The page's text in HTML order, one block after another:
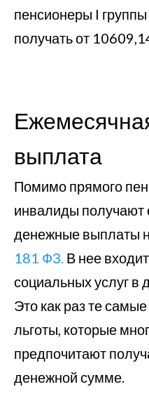
пенсионеры I
получать от
выплата
Помимо прямого
инвалиды
денежные выплаты
181 ФЗ. В нее
социальных услуг в
Это как раз те
льготы, которые
предпочитают
денежной сумме.